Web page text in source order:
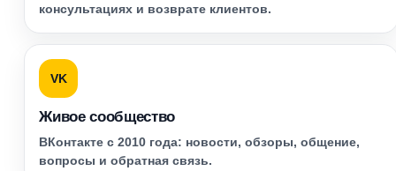
консультациях и возврате клиентов.
VK
Живое сообщество
ВКонтакте с 2010 года: новости, обзоры, общение,
вопросы и обратная связь.